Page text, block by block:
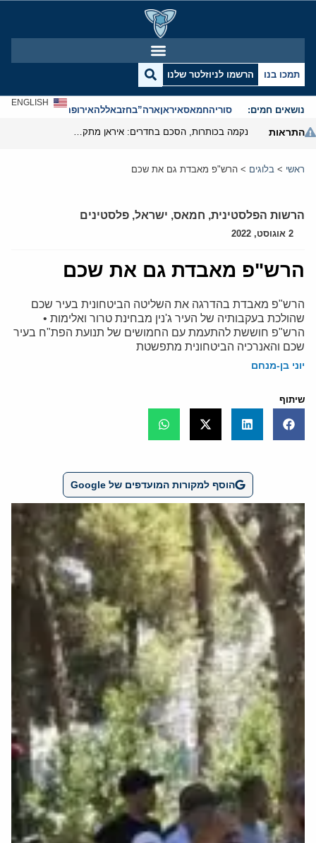
תמכו בנו הרשמו לניוזלטר שלנו
נושאים חמים: סוריהחמאסאיראןארה”בחזבאללהאירופהאנטישמיות
ENGLISH
התראות
ראשי > בלוגים > הרש"פ מאבדת גם את שכם
הרשות הפלסטינית, חמאס, ישראל, פלסטינים
2 אוגוסט, 2022
הרש"פ מאבדת גם את שכם
הרש"פ מאבדת בהדרגה את השליטה הביטחונית בעיר שכם
שהולכת בעקבותיה של העיר ג'נין מבחינת טרור ואלימות •
הרש"פ חוששת להתעמת עם החמושים של תנועת הפת"ח בעיר
שכם והאנרכיה הביטחונית מתפשטת
יוני בן-מנחם
שיתוף
הוסף למקורות המועדפים של Google